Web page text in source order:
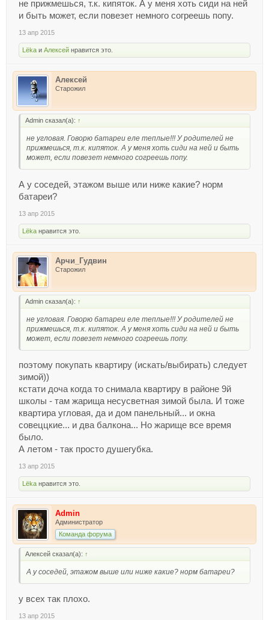
не прижмешься, т.к. кипяток. А у меня хоть сиди на ней
и быть может, если повезет немного согреешь попу.
13 апр 2015
Lёka и Алексей нравится это.
Алексей
Старожил
Admin сказал(а): ↑
не угловая. Говорю батареи еле теплые!!! У родителей не
прижмешься, т.к. кипяток. А у меня хоть сиди на ней и быть
может, если повезет немного согреешь попу.
А у соседей, этажом выше или ниже какие? норм
батареи?
13 апр 2015
Lёka нравится это.
Арчи_Гудвин
Старожил
Admin сказал(а): ↑
не угловая. Говорю батареи еле теплые!!! У родителей не
прижмешься, т.к. кипяток. А у меня хоть сиди на ней и быть
может, если повезет немного согреешь попу.
поэтому покупать квартиру (искать/выбирать) следует
зимой))
кстати доча когда то снимала квартиру в районе 9й
школы - там жарища несусветная зимой была. И тоже
квартира угловая, да и дом панельный... и окна
совеццкие... и два балкона... Но жарище все время
было.
А летом - так просто душегубка.
13 апр 2015
Lёka нравится это.
Admin
Администратор
Команда форума
Алексей сказал(а): ↑
А у соседей, этажом выше или ниже какие? норм батареи?
у всех так плохо.
13 апр 2015